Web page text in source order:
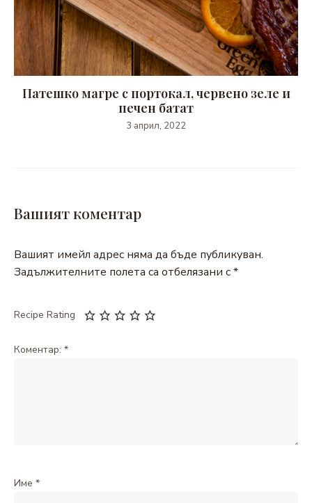
Патешко магре с портокал, червено зеле и
печен батат
3 април, 2022
Вашият коментар
Вашият имейл адрес няма да бъде публикуван.
Задължителните полета са отбелязани с*
Recipe Rating
Коментар: *
Име *